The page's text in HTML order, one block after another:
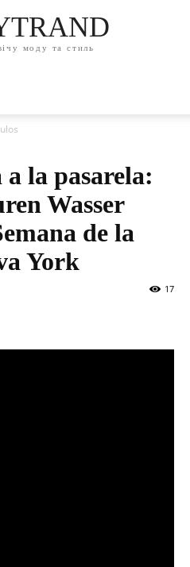
моду та стиль
la pasarela:
Wasser
de la
York
17